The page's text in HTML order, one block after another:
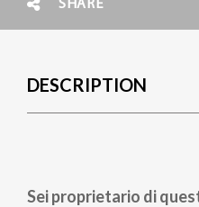
SHARE
DESCRIPTION
Sei proprietario di